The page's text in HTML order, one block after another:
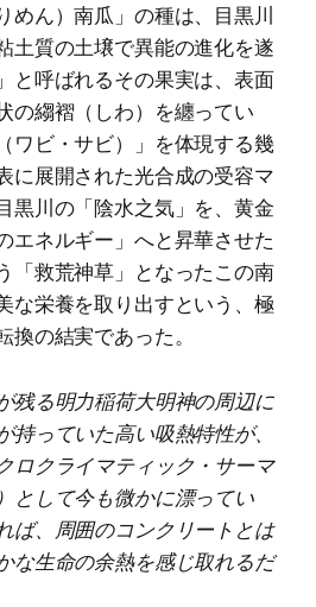
めん）南瓜」の種は、目黒川
土質の土壌で異能の進化を遂
と呼ばれるその果実は、表面
の縐褶（しわ）を纏ってい
ワビ・サビ）」を体現する幾
に展開された光合成の受容マ
黒川の「陰水之気」を、黄金
エネルギー」へと昇華させた
「救荒神草」となったこの南
な栄養を取り出すという、極
の結実であった。
残る明力稲荷大明神の周辺に
持っていた高い吸熱特性が、
ロクライマティック・サーマ
として今も微かに漂ってい
ば、周囲のコンクリートとは
な生命の余熱を感じ取れるだ